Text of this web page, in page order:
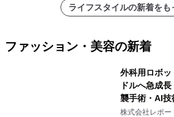
ライフスタイルの新着をも
ファッション・美容の新着
外科用ロボ
ドルへ急成
襲手術・AI技
牽引
株式会社レポー